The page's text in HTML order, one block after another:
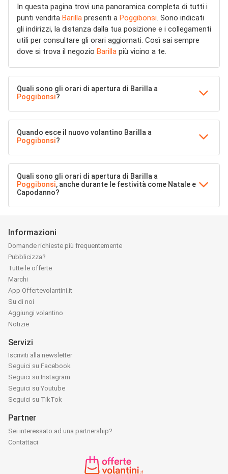
In questa pagina trovi una panoramica completa di tutti i
punti vendita Barilla presenti a Poggibonsi. Sono indicati
gli indirizzi, la distanza dalla tua posizione e i collegamenti
utili per consultare gli orari aggiornati. Così sai sempre
dove si trova il negozio Barilla più vicino a te.
Quali sono gli orari di apertura di Barilla a
Poggibonsi?
Quando esce il nuovo volantino Barilla a
Poggibonsi?
Quali sono gli orari di apertura di Barilla a
Poggibonsi, anche durante le festività come Natale e
Capodanno?
Informazioni
Domande richieste più frequentemente
Pubblicizza?
Tutte le offerte
Marchi
App Offertevolantini.it
Su di noi
Aggiungi volantino
Notizie
Servizi
Iscriviti alla newsletter
Seguici su Facebook
Seguici su Instagram
Seguici su Youtube
Seguici su TikTok
Partner
Sei interessato ad una partnership?
Contattaci